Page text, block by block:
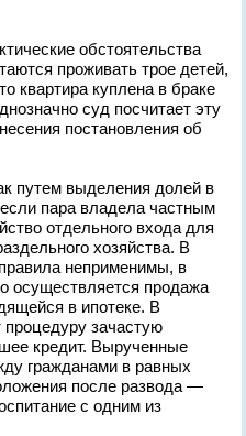
обстоятельства
проживать трое детей,
квартира куплена в браке
суд посчитает эту
постановления об
путем выделения долей в
пара владела частным
отдельного входа для
хозяйства. В
неприменимы, в
осуществляется продажа
в ипотеке. В
зачастую
кредит. Вырученные
гражданами в равных
после развода —
с одним из